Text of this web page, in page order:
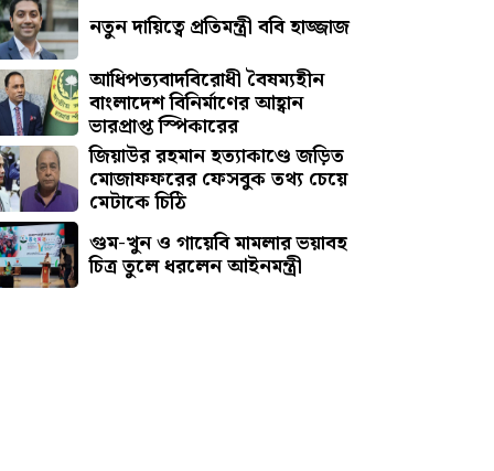
নতুন দায়িত্বে প্রতিমন্ত্রী ববি হাজ্জাজ
আধিপত্যবাদবিরোধী বৈষম্যহীন
বাংলাদেশ বিনির্মাণের আহ্বান
ভারপ্রাপ্ত স্পিকারের
জিয়াউর রহমান হত্যাকাণ্ডে জড়িত
মোজাফফরের ফেসবুক তথ্য চেয়ে
মেটাকে চিঠি
গুম-খুন ও গায়েবি মামলার ভয়াবহ
চিত্র তুলে ধরলেন আইনমন্ত্রী